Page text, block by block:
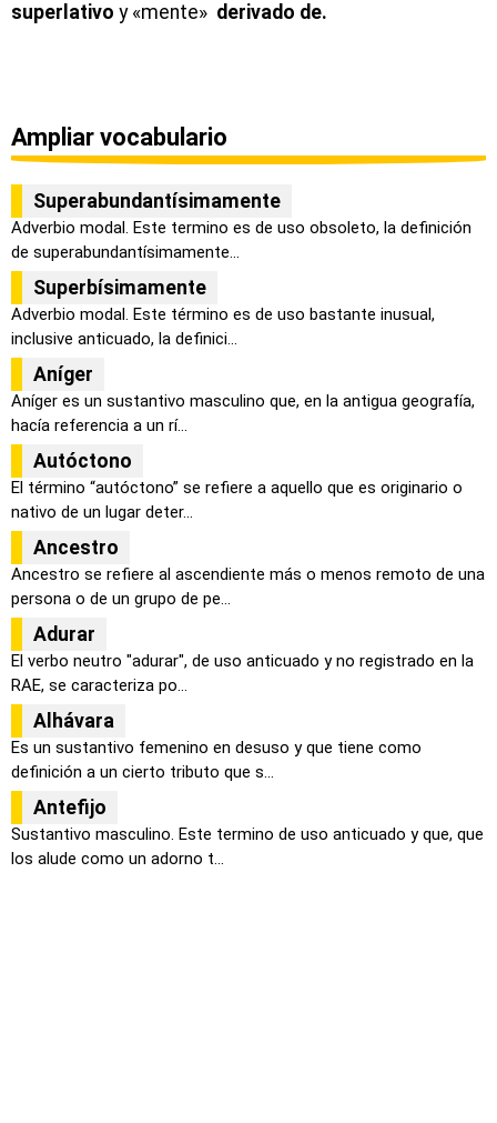
superlativo y «mente» derivado de.
Ampliar vocabulario
Superabundantísimamente
Adverbio modal. Este termino es de uso obsoleto, la definición
de superabundantísimamente...
Superbísimamente
Adverbio modal. Este término es de uso bastante inusual,
inclusive anticuado, la definici...
Aníger
Aníger es un sustantivo masculino que, en la antigua geografía,
hacía referencia a un rí...
Autóctono
El término “autóctono” se refiere a aquello que es originario o
nativo de un lugar deter...
Ancestro
Ancestro se refiere al ascendiente más o menos remoto de una
persona o de un grupo de pe...
Adurar
El verbo neutro "adurar", de uso anticuado y no registrado en la
RAE, se caracteriza po...
Alhávara
Es un sustantivo femenino en desuso y que tiene como
definición a un cierto tributo que s...
Antefijo
Sustantivo masculino. Este termino de uso anticuado y que, que
los alude como un adorno t...